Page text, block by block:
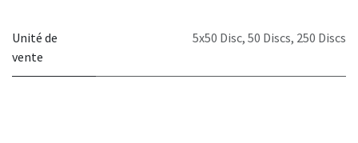
Unité de
vente
5x50 Disc, 50 Discs, 250 Discs